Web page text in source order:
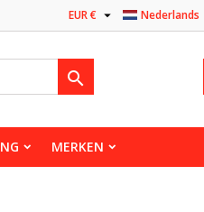
Nederlands
EUR € 

MERKEN